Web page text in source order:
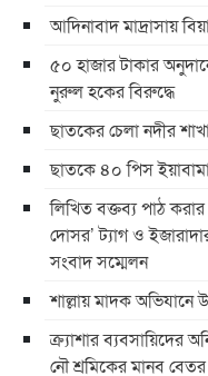
আদিনাবাদ মাদ্রাসায়
৫০ হাজার টাকার
নুরুল হকের বিরুদ্ধে
ছাতকের চেলা নদীর
ছাতকে ৪০ পিস
লিখিত বক্তব্য পাঠ
দোসর’ ট্যাগ ও
সংবাদ সম্মেলন
শাল্লায় মাদক অভিযানে
ক্র্যাশার ব্যবসায়িদের
নৌ শ্রমিকের মানব